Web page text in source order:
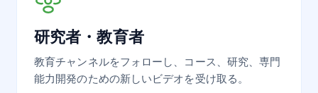
研究者・教育者
教育チャンネルをフォローし、コース、研究、専門
能力開発のための新しいビデオを受け取る。